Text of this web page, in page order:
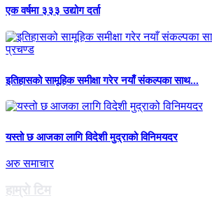
एक वर्षमा ३३३ उद्योग दर्ता
इतिहासको सामूहिक समीक्षा गरेर नयाँ संकल्पका साथ...
यस्तो छ आजका लागि विदेशी मुद्राको विनिमयदर
अरु समाचार
हाम्राे टिम